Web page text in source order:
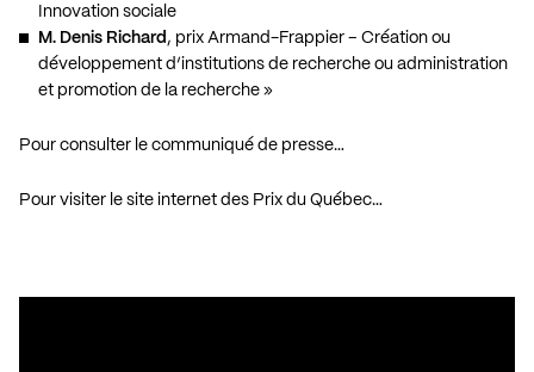
Innovation sociale
M. Denis Richard , prix Armand-Frappier – Création ou
développement d’institutions de recherche ou administration
et promotion de la recherche »
Pour consulter le communiqué de presse…
Pour visiter le site internet des Prix du Québec…